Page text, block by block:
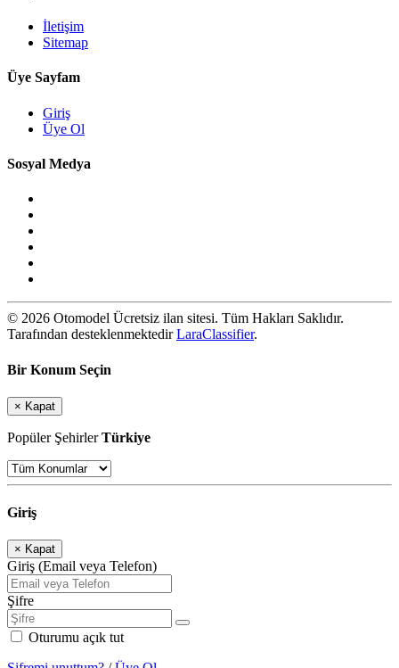
İletişim
Sitemap
Üye Sayfam
Giriş
Üye Ol
Sosyal Medya
© 2026 Otomodel Ücretsiz ilan sitesi. Tüm Hakları Saklıdır.
Tarafından desteklenmektedirLaraClassifier.
Bir Konum Seçin
× Kapat
Popüler ŞehirlerTürkiye
Giriş
× Kapat
Giriş (Email veya Telefon)
Şifre
Oturumu açık tut